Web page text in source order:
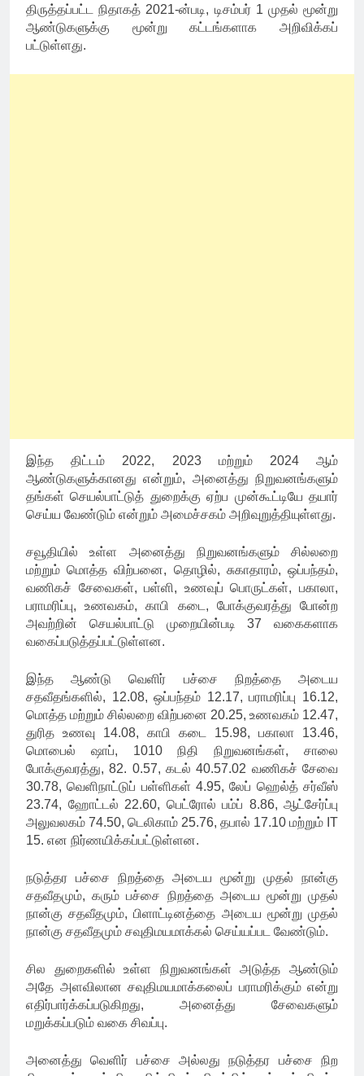
திருத்தப்பட்ட நிதாகத் 2021-ன்படி, டிசம்பர் 1 முதல் மூன்று
ஆண்டுகளுக்கு மூன்று கட்டங்களாக அறிவிக்கப்
பட்டுள்ளது.
இந்த திட்டம் 2022, 2023 மற்றும் 2024 ஆம்
ஆண்டுகளுக்கானது என்றும், அனைத்து நிறுவனங்களும்
தங்கள் செயல்பாட்டுத் துறைக்கு ஏற்ப முன்கூட்டியே தயார்
செய்ய வேண்டும் என்றும் அமைச்சகம் அறிவுறுத்தியுள்ளது.
சவூதியில் உள்ள அனைத்து நிறுவனங்களும் சில்லறை
மற்றும் மொத்த விற்பனை, தொழில், சுகாதாரம், ஒப்பந்தம்,
வணிகச் சேவைகள், பள்ளி, உணவுப் பொருட்கள், பகாலா,
பராமரிப்பு, உணவகம், காபி கடை, போக்குவரத்து போன்ற
அவற்றின் செயல்பாட்டு முறையின்படி 37 வகைகளாக
வகைப்படுத்தப்பட்டுள்ளன.
இந்த ஆண்டு வெளிர் பச்சை நிறத்தை அடைய
சதவீதங்களில், 12.08, ஒப்பந்தம் 12.17, பராமரிப்பு 16.12,
மொத்த மற்றும் சில்லறை விற்பனை 20.25, உணவகம் 12.47,
துரித உணவு 14.08, காபி கடை 15.98, பகாலா 13.46,
மொபைல் ஷாப், 1010 நிதி நிறுவனங்கள், சாலை
போக்குவரத்து, 82. 0.57, கடல் 40.57.02 வணிகச் சேவை
30.78, வெளிநாட்டுப் பள்ளிகள் 4.95, லேப் ஹெல்த் சர்வீஸ்
23.74, ஹோட்டல் 22.60, பெட்ரோல் பம்ப் 8.86, ஆட்சேர்ப்பு
அலுவலகம் 74.50, டெலிகாம் 25.76, தபால் 17.10 மற்றும் IT
15. என நிர்ணயிக்கப்பட்டுள்ளன.
நடுத்தர பச்சை நிறத்தை அடைய மூன்று முதல் நான்கு
சதவீதமும், கரும் பச்சை நிறத்தை அடைய மூன்று முதல்
நான்கு சதவீதமும், பிளாட்டினத்தை அடைய மூன்று முதல்
நான்கு சதவீதமும் சவுதிமயமாக்கல் செய்யப்பட வேண்டும்.
சில துறைகளில் உள்ள நிறுவனங்கள் அடுத்த ஆண்டும்
அதே அளவிலான சவுதிமயமாக்கலைப் பராமரிக்கும் என்று
எதிர்பார்க்கப்படுகிறது, அனைத்து சேவைகளும்
மறுக்கப்படும் வகை சிவப்பு.
அனைத்து வெளிர் பச்சை அல்லது நடுத்தர பச்சை நிற